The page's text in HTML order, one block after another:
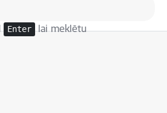
Enter lai meklētu